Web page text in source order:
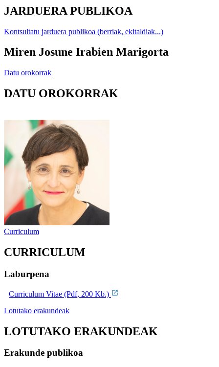
JARDUERA PUBLIKOA
Kontsultatu jarduera publikoa (berriak, ekitaldiak...)
Miren Josune Irabien Marigorta
Datu orokorrak
DATU OROKORRAK
Curriculum
CURRICULUM
Laburpena
Curriculum Vitae (Pdf, 200 Kb.)
Lotutako erakundeak
LOTUTAKO ERAKUNDEAK
Erakunde publikoa